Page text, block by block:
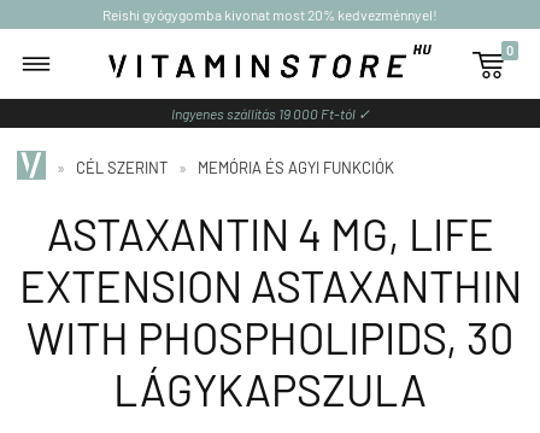
Reishi gyógygomba kivonat most 20% kedvezménnyel!

0
Ingyenes szállítás 19 000 Ft-tól ✓
» CÉL SZERINT » MEMÓRIA ÉS AGYI FUNKCIÓK
ASTAXANTIN 4 MG, LIFE
EXTENSION ASTAXANTHIN
WITH PHOSPHOLIPIDS, 30
LÁGYKAPSZULA